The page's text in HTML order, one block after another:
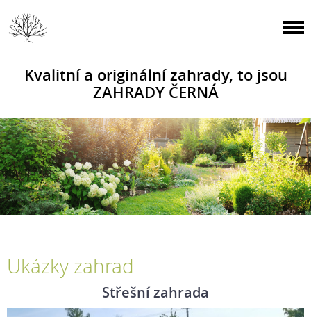
Kvalitní a originální zahrady, to jsou
ZAHRADY ČERNÁ
Ukázky zahrad
Střešní zahrada